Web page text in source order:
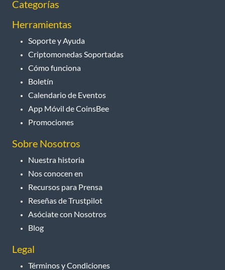
Categorías
Herramientas
Soporte y Ayuda
Criptomonedas Soportadas
Cómo funciona
Boletín
Calendario de Eventos
App Móvil de CoinsBee
Promociones
Sobre Nosotros
Nuestra historia
Nos conocen en
Recursos para Prensa
Reseñas de Trustpilot
Asóciate con Nosotros
Blog
Legal
Términos y Condiciones